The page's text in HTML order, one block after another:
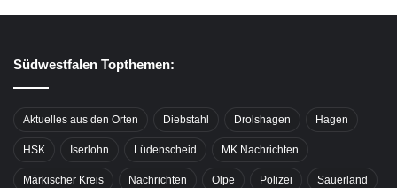
Südwestfalen Topthemen:
Aktuelles aus den Orten Diebstahl Drolshagen Hagen
HSK Iserlohn Lüdenscheid MK Nachrichten
Märkischer Kreis Nachrichten Olpe Polizei Sauerland